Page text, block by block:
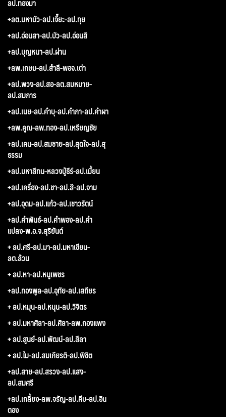
ลป.ทองมา
+ลต.มหาบัว-ลป.เจี๊ยะ-ลป.ทุย
+ลป.อ่อนสา-ลป.บัว-ลป.อ่อนสี
+ลป.บุญหนา-ลป.ผ่าน
+ลพ.เกษม-ลป.สำลี-พอจ.เต่า
+ลป.พวง-ลป.สอ-ลต.สมหมาย-
ลป.สมภาร
+ลป.เนย-ลป.คำบุ-ลป.คำภา-ลป.คำผา
+ลพ.คูณ-ลพ.ทอง-ลป.เหรียญชัย
+ลป.เคน-ลป.สมชาย-ลป.สุดใจ-ลป.สุ
ธรรม
+ลป.มหาสีทน-หลวงปู่ธีร์-ลป.เมี้ยน
+ลป.เครื่อง-ลป.ชา-ลป.สี-ลป.จาม
+ลป.อุดม-ลป.แก้ว-ลป.เชาวรัตน์
+ลป.คำพันธ์-ลป.คำพอง-ลป.คำ
แปลง-พ.อ.จ.สุริยันต์
+ ลป.ศรี-ลป.มา-ลป.มหาเขียน-
ลต.ล้วน
+ ลป.หา-ลป.หนูเพชร
+ลป.ทองพูล-ลป.อุทัย-ลป.เสถียร
+ ลป.หมุน-ลป.หนุน-ลป.วิจิตร
+ ลป.มหาศิลา-ลป.ศิลา-ลพ.กองแพง
+ ลป.สูนย์-ลป.พัฒน์-ลป.สีลา
+ ลป.ไม-ลป.สมเกียรติ-ลป.พิชิต
+ลป.สาย-ลป.สรวง-ลป.แสง-
ลป.สมศรี
+ลป.เกลี้ยง-ลพ.จรัญ-ลป.คีบ-ลป.อิน
ตอง